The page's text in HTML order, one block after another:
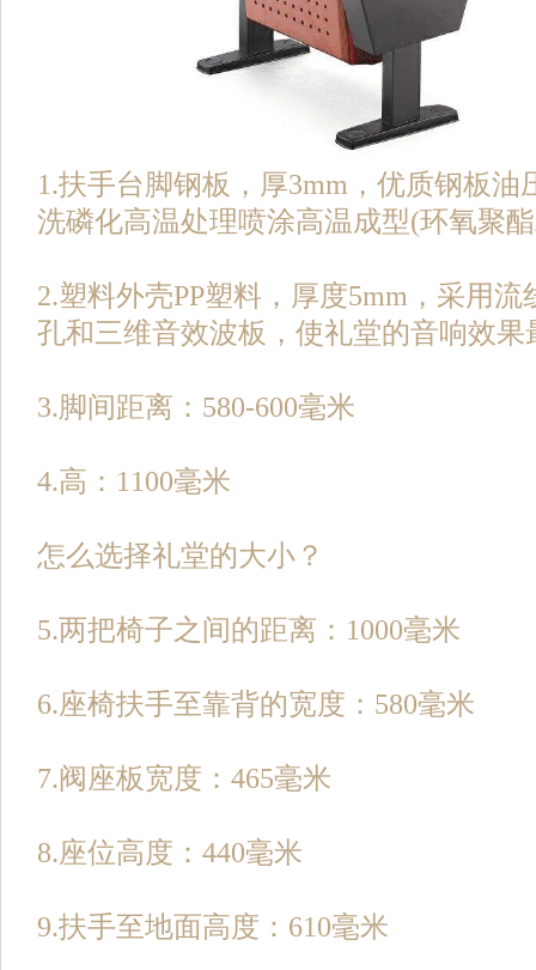
1.扶手台脚钢板，厚3mm，优质钢板油
洗磷化高温处理喷涂高温成型(环氧聚
2.塑料外壳PP塑料，厚度5mm，采用
孔和三维音效波板，使礼堂的音响效果
3.脚间距离：580-600毫米
4.高：1100毫米
怎么选择礼堂的大小？
5.两把椅子之间的距离：1000毫米
6.座椅扶手至靠背的宽度：580毫米
7.阀座板宽度：465毫米
8.座位高度：440毫米
9.扶手至地面高度：610毫米